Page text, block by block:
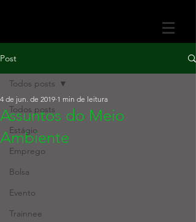
Post
Todos posts
Estágio
Emprego
Bolsa
Evento
Trainnee
Todos posts
Assuntos do Meio
Ambiente
4 de jun. de 2019 1 min de leitura